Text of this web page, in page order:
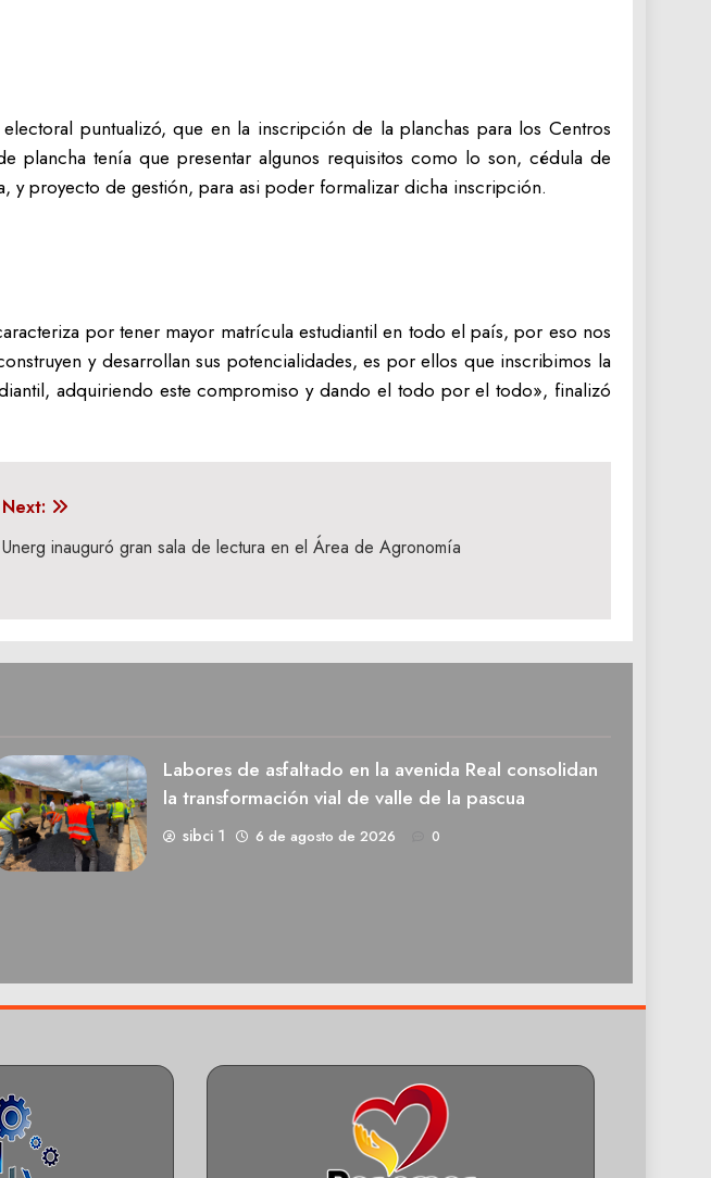
puntualizó, que en la inscripción de la planchas para los Centros
plancha tenía que presentar algunos requisitos como lo son, cédula de
y proyecto de gestión, para asi poder formalizar dicha inscripción.
por tener mayor matrícula estudiantil en todo el país, por eso nos
y desarrollan sus potencialidades, es por ellos que inscribimos la
adquiriendo este compromiso y dando el todo por el todo», finalizó
Next:
Unerg inauguró gran sala de lectura en el Área de Agronomía
Labores de asfaltado en la avenida Real consolidan
la transformación vial de valle de la pascua
sibci 1 6 de agosto de 2026 0